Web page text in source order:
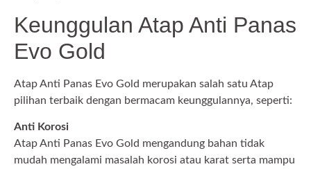
Keunggulan Atap Anti Panas
Evo Gold
Atap Anti Panas Evo Gold merupakan salah satu Atap
pilihan terbaik dengan bermacam keunggulannya, seperti:
Anti Korosi
Atap Anti Panas Evo Gold mengandung bahan tidak
mudah mengalami masalah korosi atau karat serta mampu